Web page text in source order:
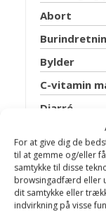
For at give dig de
til at gemme og/eller
samtykke til disse
browsingadfærd eller
dit samtykke eller
indvirkning på visse
Abort
Bylder
C-vitamin
Diarré
Fodbyld
Fodring